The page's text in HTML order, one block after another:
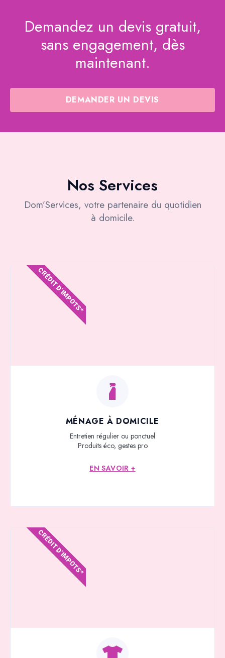
Demandez un devis gratuit,
sans engagement, dès
maintenant.
DEMANDER UN DEVIS
Nos Services
Dom’Services, votre partenaire du quotidien
à domicile.
MÉNAGE À DOMICILE
Entretien régulier ou ponctuel
Produits éco, gestes pro
EN SAVOIR +
CRÉDIT D'IMPOTS*
CRÉDIT D'IMPOTS*